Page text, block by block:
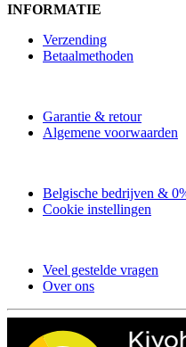
INFORMATIE
Verzending
Betaalmethoden
Garantie & retour
Algemene voorwaarden
Belgische bedrijven &
Cookie instellingen
Veel gestelde vragen
Over ons